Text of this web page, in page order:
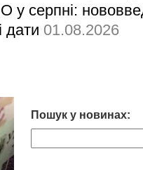
у серпні:
дати 01.08.2026
Пошук у новинах: